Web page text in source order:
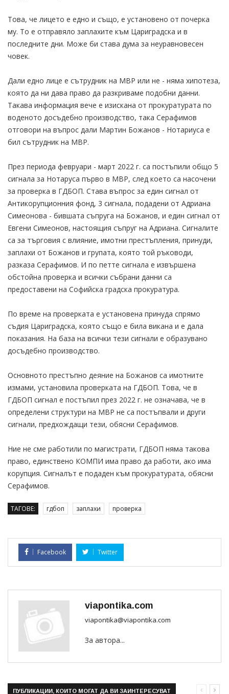
Това, че лицето е едно и също, е установено от почерка
му. То е отправяло заплахите към Цариградска и в
последните дни. Може би става дума за неуравновесен
човек.
Дали едно лице е сътрудник на МВР или не - няма хипотеза,
която да ни дава право да разкриваме подобни данни.
Такава информация вече е изискана от прокуратурата по
воденото досъдебно производство, така Серафимов
отговори на въпрос дали Мартин Божанов - Нотариуса е
бил сътрудник на МВР.
През периода февруари - март 2022 г. са постъпили общо 5
сигнала за Нотаруса първо в МВР, след което са насочени
за проверка в ГДБОП. Става въпрос за един сигнал от
Антикорупционния фонд, 3 сигнала, подадени от Адриана
Симеонова - бившата съпруга на Божанов, и един сигнал от
Евгени Симеонов, настоящия съпруг на Адриана. Сигналите
са за търговия с влияние, имотни престъпления, принуди,
заплахи от Божанов и групата, която той ръководи,
разказа Серафимов. И по петте сигнала е извършена
обстойна проверка и всички събрани данни са
предоставени на Софийска градска прокуратура.
По време на проверката е установена принуда спрямо
съдия Цариградска, която също е била викана и е дала
показания. На база на всички тези сигнали е образувано
досъдебно производство.
Основното престъпно деяние на Божанов са имотните
измами, установила проверката на ГДБОП. Това, че в
ГДБОП сигнал е постъпил през 2022 г. не означава, че в
определени структури на МВР не са постъпвали и други
сигнали, предхождащи тези, обясни Серафимов.
Ние не сме работили по магистрати, ГДБОП няма такова
право, единствено КОМПИ има право да работи, ако има
корупция. Сигналът е подаден към прокуратурата, обясни
Серафимов.
ТАГОВЕ: гдбоп заплахи проверка
Facebook Twitter
viapontika.com
viapontika@viapontika.com
За автора...
ПУБЛИКАЦИИ, КОИТО МОГАТ ДА ВИ ЗАИНТЕРЕСУВАТ